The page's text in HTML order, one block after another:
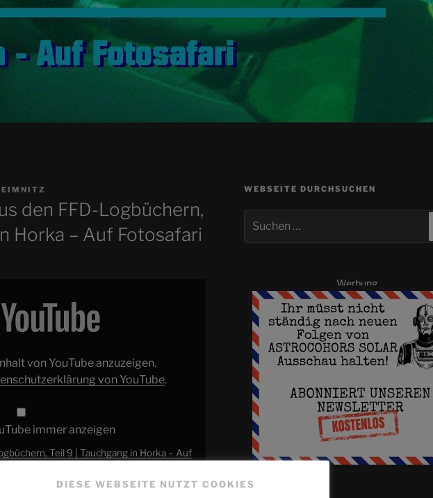
den FFD-Logbüchern,
Horka – Auf Fotosafari
von YouTube anzuzeigen.
von YouTube.
immer anzeigen
Teil 9 | Tauchgang in Horka – Auf
WEBSEITE DURCHSUCHEN
nach:
Werbung
DIESE WEBSEITE NUTZT COOKIES